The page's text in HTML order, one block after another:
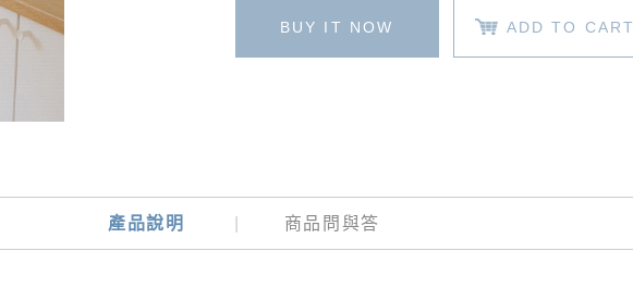
BUY IT NOW ADD TO CART
產品說明 商品問與答